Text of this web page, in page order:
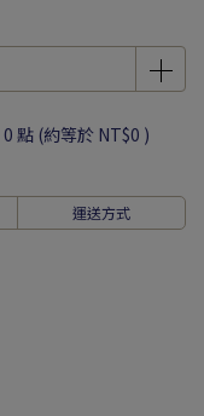
0 點 (約等於 NT$0 )
運送方式